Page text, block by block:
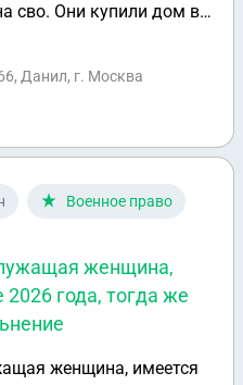
сво. Они купили дом в
развелись. Но она
ему покоя ни где
с разными
ипотека была
списал долг в связи
воду. И не платит. Как
Данил, г. Москва
Военное право
женщина,
года, тогда же
женщина, имеется